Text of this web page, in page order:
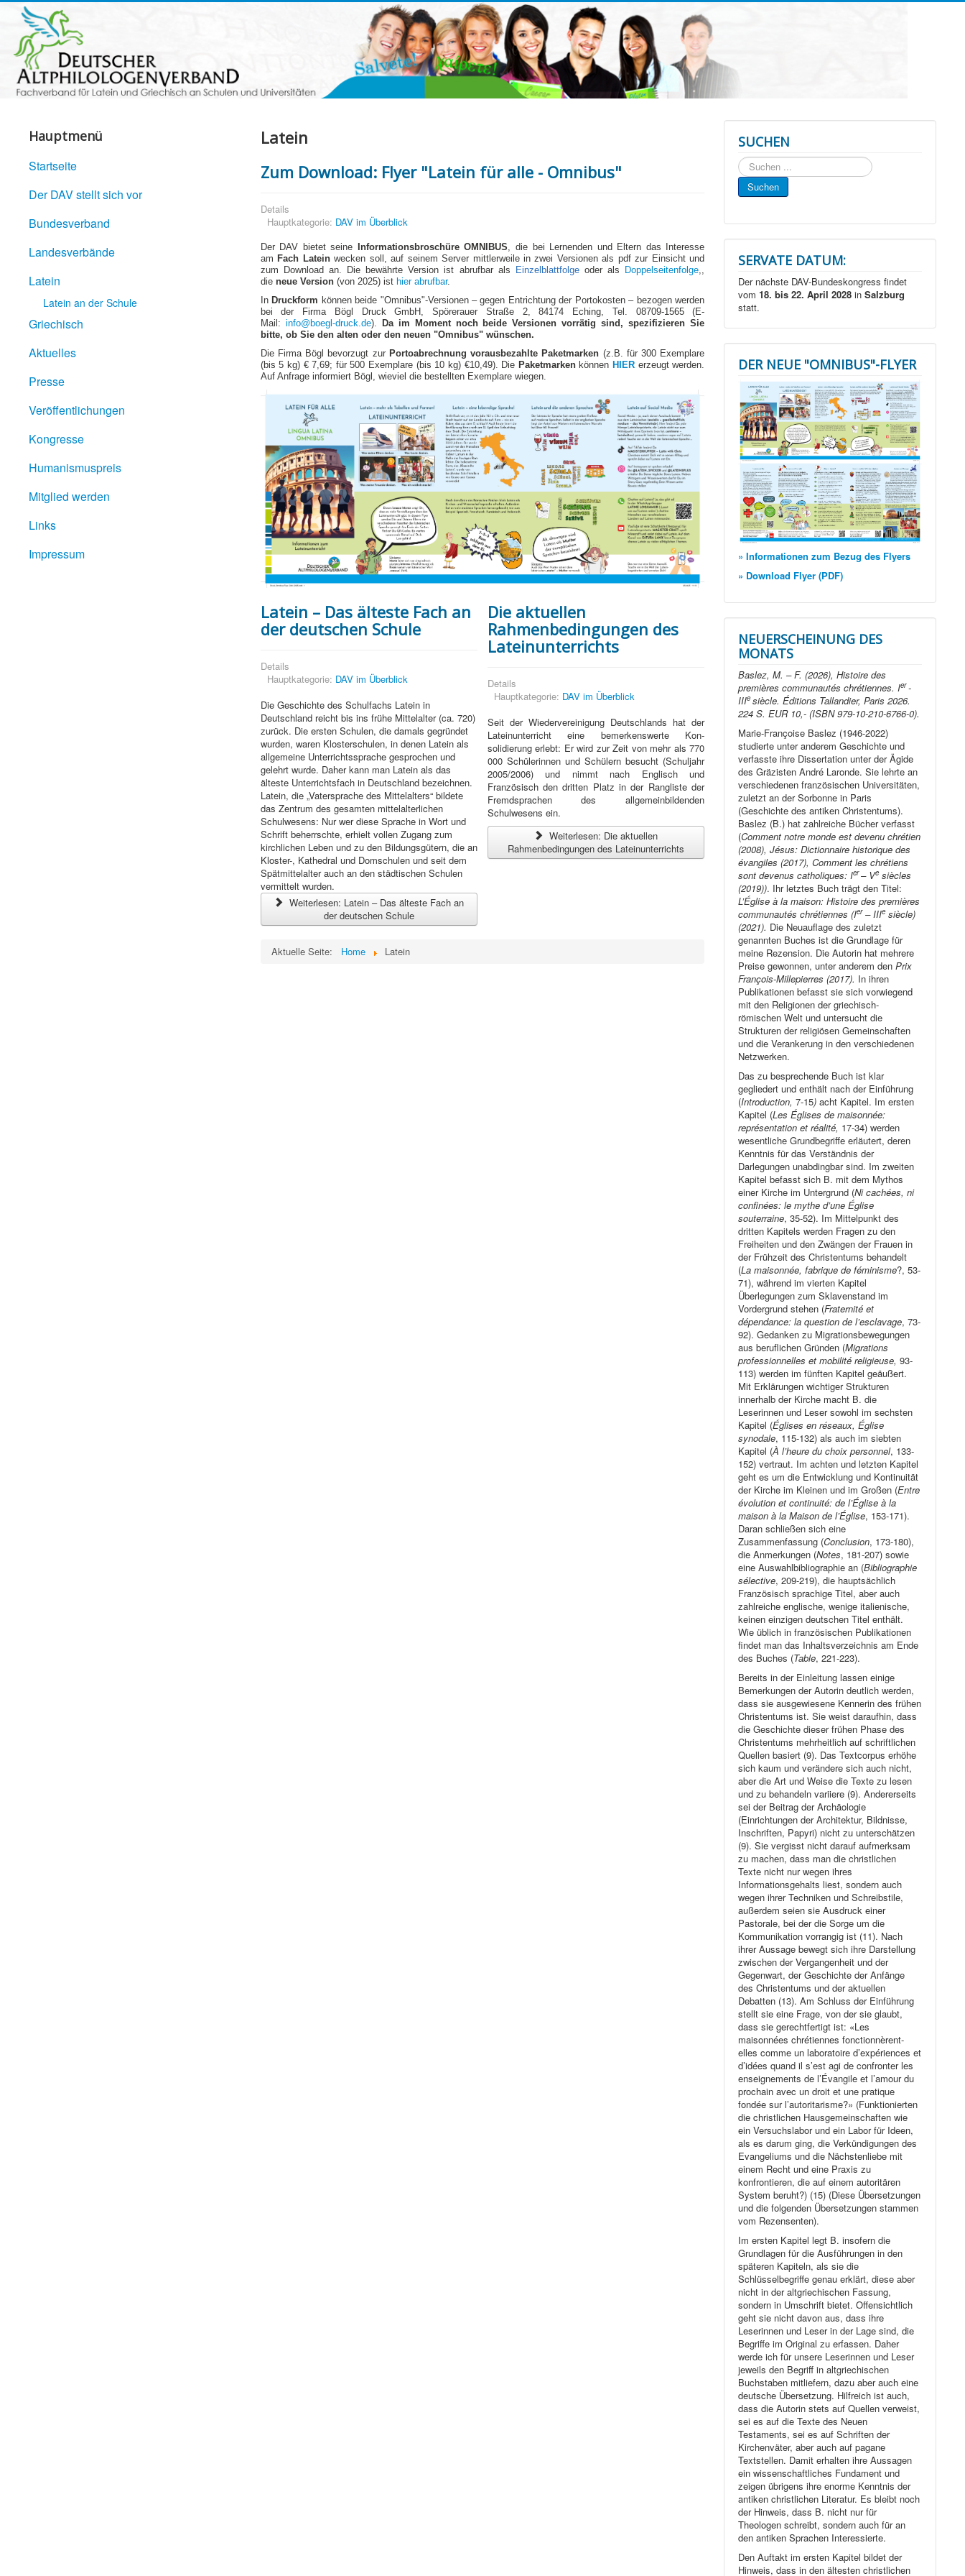
Hauptmenü
Startseite
Der DAV stellt sich vor
Bundesverband
Landesverbände
Latein
Latein an der Schule
Griechisch
Aktuelles
Presse
Veröffentlichungen
Kongresse
Humanismuspreis
Mitglied werden
Links
Impressum
Latein
Zum Download: Flyer "Latein für alle - Omnibus"
Details
Hauptkategorie: DAV im Überblick
Der DAV bietet seine Informationsbroschüre OMNIBUS, die bei Lernenden und Eltern das Interesse
am Fach Lateinwecken soll, auf seinem Server mittlerweile in zwei Versionen als pdf zur Einsicht und
zum Download an. Die bewährte Version ist abrufbar als
Einzelblattfolgeoder als Doppelseitenfolge,,
die neue Version(von 2025) ist hier abrufbar.
In Druckform können beide "Omnibus"-Versionen – gegen Entrichtung der Portokosten – bezogen werden
bei der Firma Bögl Druck GmbH, Spörerauer Straße 2, 84174 Eching, Tel. 08709-1565 (E-
Mail: info@boegl-druck.de).
Da im Moment noch beide Versionen vorrätig sind, spezifizieren Sie
bitte, ob Sie den alten oder den neuen "Omnibus" wünschen.
Die Firma Bögl bevorzugt zur Portoabrechnung vorausbezahlte Paketmarken (z.B. für 300 Exemplare
(bis 5 kg) € 7,69; für 500 Exemplare (bis 10 kg) €10,49). Die Paketmarkenkönnen HIER erzeugt werden.
Auf Anfrage informiert Bögl, wieviel die bestellten Exemplare wiegen.
Latein – Das älteste Fach an
der deutschen Schule
Details
Hauptkategorie: DAV im Überblick
Die Geschichte des Schulfachs Latein in
Deutschland reicht bis ins frühe Mittelalter (ca. 720)
zurück. Die ersten Schulen, die damals gegründet
wurden, waren Klosterschulen, in denen Latein als
allgemeine Unterrichtssprache gesprochen und
gelehrt wurde. Daher kann man Latein als das
älteste Unterrichtsfach in Deutschland bezeichnen.
Latein, die „Vatersprache des Mittelalters“ bildete
das Zentrum des gesamten mittelalterlichen
Schulwesens: Nur wer diese Sprache in Wort und
Schrift beherrschte, erhielt vollen Zugang zum
kirchlichen Leben und zu den Bildungsgütern, die an
Kloster-, Kathedral und Domschulen und seit dem
Spät­mittelalter auch an den städtischen Schulen
vermittelt wurden.
Weiterlesen: Latein – Das älteste Fach an
der deutschen Schule
Die aktuellen
Rahmenbedingungen des
Lateinunterrichts
Details
Hauptkategorie: DAV im Überblick
Seit der Wiedervereinigung Deutschlands hat der
Lateinunterricht eine bemerkenswerte Kon­
solidierung erlebt: Er wird zur Zeit von mehr als 770
000 Schülerinnen und Schülern besucht (Schuljahr
2005/2006) und nimmt nach Englisch und
Französisch den dritten Platz in der Rangliste der
Fremdsprachen des allgemeinbildenden
Schulwesens ein.
Weiterlesen: Die aktuellen
Rahmenbedingungen des Lateinunterrichts
Aktuelle Seite: Home Latein
SUCHEN
Suchen
...
Suchen
SERVATE DATUM:
Der nächste DAV-Bundeskongress findet
vom18. bis 22. April 2028 inSalzburg
statt.
DER NEUE "OMNIBUS"-FLYER
» Informationen zum Bezug des Flyers
» Download Flyer (PDF)
NEUERSCHEINUNG DES
MONATS
Baslez, M. – F. (2026), Histoire des
premières communautés chrétiennes. Ier-
IIIe siècle. Éditions Tallandier, Paris 2026.
224 S. EUR 10,- (ISBN 979-10-210-6766-0).
Marie-Françoise Baslez (1946-2022)
studierte unter anderem Geschichte und
verfasste ihre Dissertation unter der Ägide
des Gräzisten André Laronde. Sie lehrte an
verschiedenen französischen Universitäten,
zuletzt an der Sorbonne in Paris
(Geschichte des antiken Christentums).
Baslez (B.) hat zahlreiche Bücher verfasst
(Comment notre monde est devenu chrétien
(2008), Jésus: Dictionnaire historique des
évangiles (2017), Comment les chrétiens
sont devenus catholiques: Ier– Ve siècles
(2019)). Ihr letztes Buch trägt den Titel:
L’Église à la maison: Histoire des premières
communautés chrétiennes (Ier– IIIe siècle)
(2021). Die Neuauflage des zuletzt
genannten Buches ist die Grundlage für
meine Rezension. Die Autorin hat mehrere
Preise gewonnen, unter anderem denPrix
François-Millepierres (2017). In ihren
Publikationen befasst sie sich vorwiegend
mit den Religionen der griechisch-
römischen Welt und untersucht die
Strukturen der religiösen Gemeinschaften
und die Verankerung in den verschiedenen
Netzwerken.
Das zu besprechende Buch ist klar
gegliedert und enthält nach der Einführung
(Introduction,7-15)acht Kapitel. Im ersten
Kapitel (Les Églises de maisonnée:
représentation et réalité, 17-34) werden
wesentliche Grundbegriffe erläutert, deren
Kenntnis für das Verständnis der
Darlegungen unabdingbar sind. Im zweiten
Kapitel befasst sich B. mit dem Mythos
einer Kirche im Untergrund (Ni cachées, ni
confinées: le mythe d’une Église
souterraine, 35-52). Im Mittelpunkt des
dritten Kapitels werden Fragen zu den
Freiheiten und den Zwängen der Frauen in
der Frühzeit des Christentums behandelt
(La maisonnée, fabrique de féminisme?, 53-
71), während im vierten Kapitel
Überlegungen zum Sklavenstand im
Vordergrund stehen (Fraternité et
dépendance: la question de l’esclavage, 73-
92). Gedanken zu Migrationsbewegungen
aus beruflichen Gründen (Migrations
professionnelles et mobilité religieuse,93-
113) werden im fünften Kapitel geäußert.
Mit Erklärungen wichtiger Strukturen
innerhalb der Kirche macht B. die
Leserinnen und Leser sowohl im sechsten
Kapitel (Églises en réseaux, Église
synodale, 115-132) als auch im siebten
Kapitel (À l’heure du choix personnel, 133-
152) vertraut. Im achten und letzten Kapitel
geht es um die Entwicklung und Kontinuität
der Kirche im Kleinen und im Großen (Entre
évolution et continuité: de l’Église à la
maison à la Maison de l’Église, 153-171).
Daran schließen sich eine
Zusammenfassung (Conclusion, 173-180),
die Anmerkungen (Notes, 181-207) sowie
eine Auswahlbibliographie an (Bibliographie
sélective, 209-219), die hauptsächlich
Französisch sprachige Titel, aber auch
zahlreiche englische, wenige italienische,
keinen einzigen deutschen Titel enthält.
Wie üblich in französischen Publikationen
findet man das Inhaltsverzeichnis am Ende
des Buches (Table, 221-223).
Bereits in der Einleitung lassen einige
Bemerkungen der Autorin deutlich werden,
dass sie ausgewiesene Kennerin des frühen
Christentums ist. Sie weist daraufhin, dass
die Geschichte dieser frühen Phase des
Christentums mehrheitlich auf schriftlichen
Quellen basiert (9). Das Textcorpus erhöhe
sich kaum und verändere sich auch nicht,
aber die Art und Weise die Texte zu lesen
und zu behandeln variiere (9). Andererseits
sei der Beitrag der Archäologie
(Einrichtungen der Architektur, Bildnisse,
Inschriften, Papyri) nicht zu unterschätzen
(9). Sie vergisst nicht darauf aufmerksam
zu machen, dass man die christlichen
Texte nicht nur wegen ihres
Informationsgehalts liest, sondern auch
wegen ihrer Techniken und Schreibstile,
außerdem seien sie Ausdruck einer
Pastorale, bei der die Sorge um die
Kommunikation vorrangig ist (11). Nach
ihrer Aussage bewegt sich ihre Darstellung
zwischen der Vergangenheit und der
Gegenwart, der Geschichte der Anfänge
des Christentums und der aktuellen
Debatten (13). Am Schluss der Einführung
stellt sie eine Frage, von der sie glaubt,
dass sie gerechtfertigt ist: «Les
maisonnées chrétiennes fonctionnèrent-
elles comme un laboratoire d’expériences et
d’idées quand il s’est agi de confronter les
enseignements de l’Évangile et l’amour du
prochain avec un droit et une pratique
fondée sur l’autoritarisme?» (Funktionierten
die christlichen Hausgemeinschaften wie
ein Versuchslabor und ein Labor für Ideen,
als es darum ging, die Verkündigungen des
Evangeliums und die Nächstenliebe mit
einem Recht und eine Praxis zu
konfrontieren, die auf einem autoritären
System beruht?) (15) (Diese Übersetzungen
und die folgenden Übersetzungen stammen
vom Rezensenten).
Im ersten Kapitel legt B. insofern die
Grundlagen für die Ausführungen in den
späteren Kapiteln, als sie die
Schlüsselbegriffe genau erklärt, diese aber
nicht in der altgriechischen Fassung,
sondern in Umschrift bietet. Offensichtlich
geht sie nicht davon aus, dass ihre
Leserinnen und Leser in der Lage sind, die
Begriffe im Original zu erfassen. Daher
werde ich für unsere Leserinnen und Leser
jeweils den Begriff in altgriechischen
Buchstaben mitliefern, dazu aber auch eine
deutsche Übersetzung. Hilfreich ist auch,
dass die Autorin stets auf Quellen verweist,
sei es auf die Texte des Neuen
Testaments, sei es auf Schriften der
Kirchenväter, aber auch auf pagane
Textstellen. Damit erhalten ihre Aussagen
ein wissenschaftliches Fundament und
zeigen übrigens ihre enorme Kenntnis der
antiken christlichen Literatur. Es bleibt noch
der Hinweis, dass B. nicht nur für
Theologen schreibt, sondern auch für an
den antiken Sprachen Interessierte.
Den Auftakt im ersten Kapitel bildet der
Hinweis, dass in den ältesten christlichen